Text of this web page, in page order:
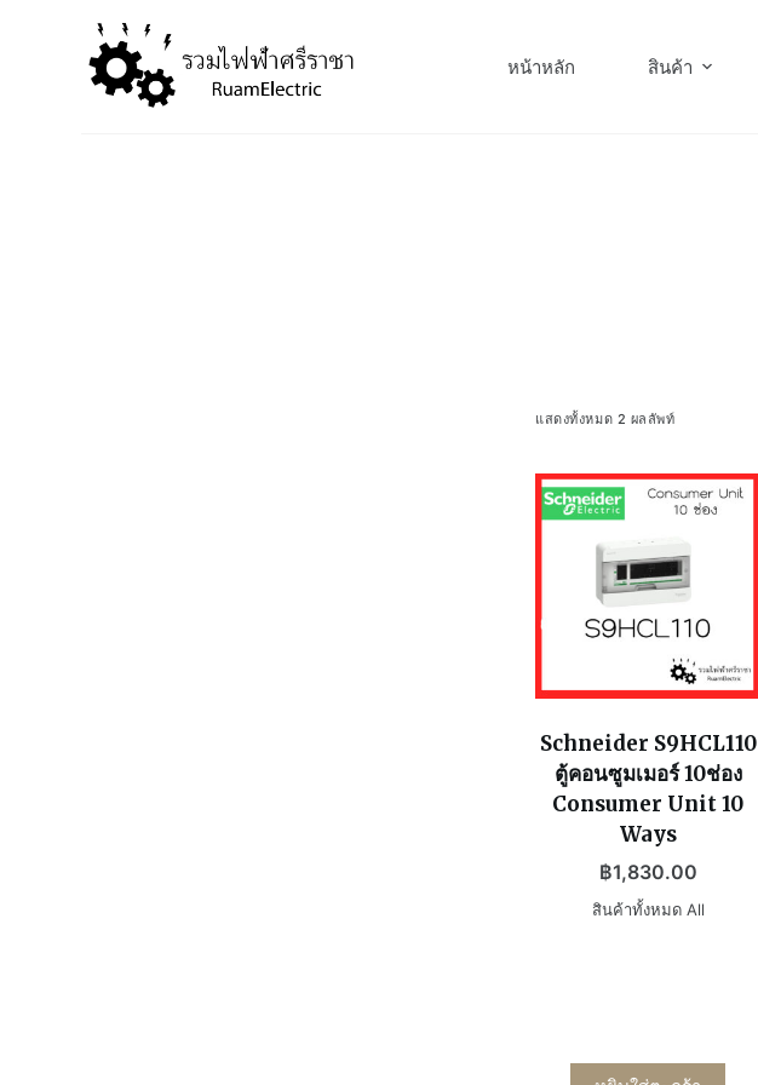
หน้าหลัก สินค้า
แสดงทั้งหมด 2 ผลลัพท์
Schneider S9HCL110
ตู้คอนซูมเมอร์ 10ช่อง
Consumer Unit 10
Ways
฿1,830.00
สินค้าทั้งหมด All